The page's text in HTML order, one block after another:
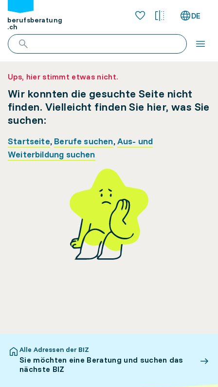
berufsberatung
.ch
DE
Ups, hier stimmt etwas nicht.
Wir konnten die gesuchte Seite nicht
finden. Vielleicht finden Sie hier, was Sie
suchen:
Startseite, Berufe suchen,Aus- und
Weiterbildung suchen
Alle Adressen der BIZ
Sie möchten eine Beratung und suchen das
nächste BIZ